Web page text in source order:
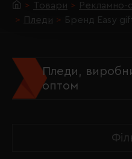
Товари Рекламно-
Пледи
Бренд Easy
Пледи,
оптом